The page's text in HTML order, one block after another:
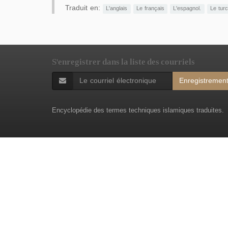
Traduit en: L'anglais Le français L'espagnol. Le turc
S'enregistrer dans la liste des courriels
Enregistrement
Encyclopédie des termes techniques islamiques traduites.